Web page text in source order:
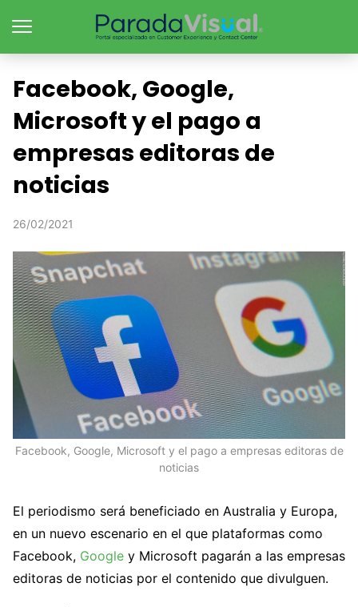
Facebook, Google,
Microsoft y el pago a
empresas editoras de
noticias
26/02/2021
Facebook, Google, Microsoft y el pago a empresas editoras de
noticias
El periodismo será beneficiado en Australia y Europa,
en un nuevo escenario en el que plataformas como
Facebook, Google y Microsoft pagarán a las empresas
editoras de noticias por el contenido que divulguen.